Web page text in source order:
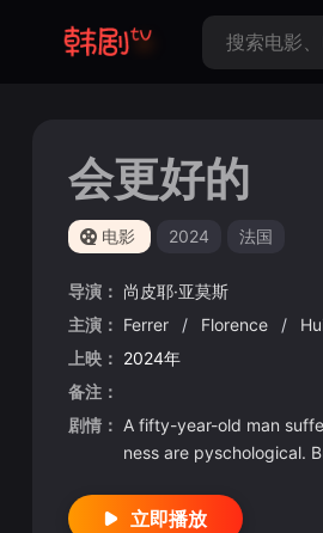
会更好的
电影 2024 法国
导演： 尚皮耶·亚莫斯
主演： Ferrer / Florence /
上映： 2024年
备注：
剧情： A fifty-year-old man
ness are pyschological.
立即播放